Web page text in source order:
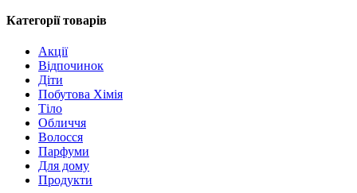
Категорії товарів
Акції
Відпочинок
Діти
Побутова Хімія
Тіло
Обличчя
Волосся
Парфуми
Для дому
Продукти